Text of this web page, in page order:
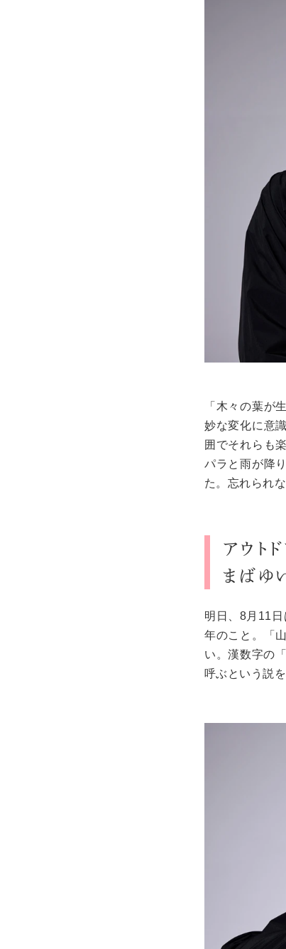
「木々の葉が
妙な変化に意
囲でそれらも
パラと雨が降
た。忘れられ
アウト
まばゆ
明日、 8月 11
年のこと。「
い。漢数字の
呼ぶという説